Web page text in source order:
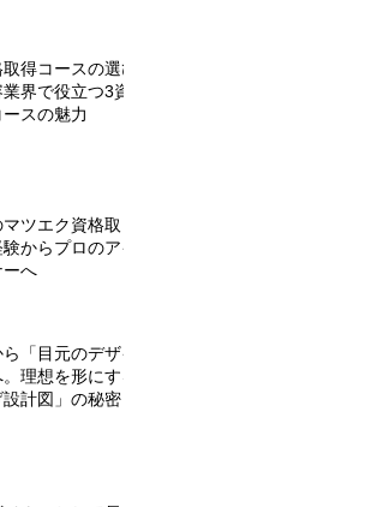
得コースの選び
界で役立つ3資
スの魅力
ツエク資格取
からプロのアイ
ーへ
「目元のデザイ
理想を形にする
設計図」の秘密